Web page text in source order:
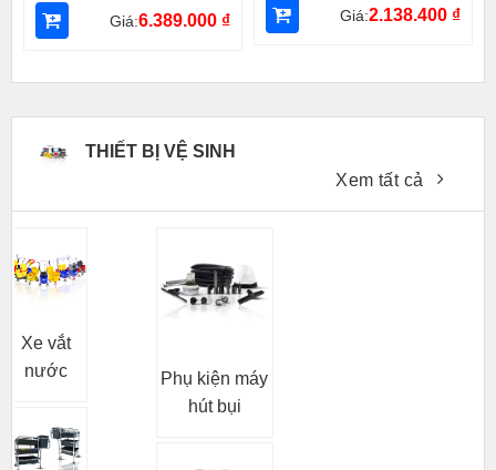
Giá:6.389.000 ₫ Giá:2.138.400 ₫
THIẾT BỊ VỆ SINH
Xem tất cả
Xe vắt
nước
Phụ kiện máy
hút bụi